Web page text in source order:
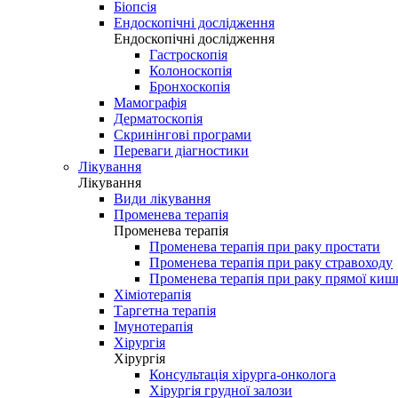
Біопсія
Ендоскопічні дослідження
Ендоскопічні дослідження
Гастроскопія
Колоноскопія
Бронхоскопія
Мамографія
Дерматоскопія
Скринінгові програми
Переваги діагностики
Лікування
Лікування
Види лікування
Променева терапія
Променева терапія
Променева терапія при раку простати
Променева терапія при раку стравоходу
Променева терапія при раку прямої
Хіміотерапія
Таргетна терапія
Імунотерапія
Хірургія
Хірургія
Консультація хірурга-онколога
Хірургія грудної залози